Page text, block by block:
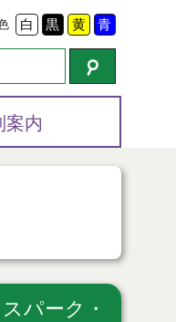
白 黒 黄 青
案内
パーク・